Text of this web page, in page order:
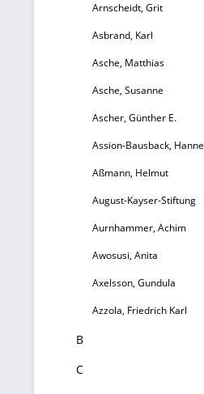
Arnscheidt, Grit
Asbrand, Karl
Asche, Matthias
Asche, Susanne
Ascher, Günther E.
Assion-Bausback, Hanne
Aßmann, Helmut
August-Kayser-Stiftung
Aurnhammer, Achim
Awosusi, Anita
Axelsson, Gundula
Azzola, Friedrich Karl
B
C